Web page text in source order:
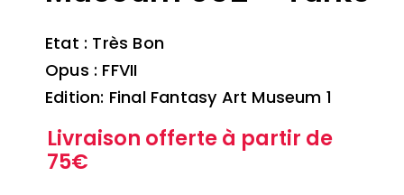
Etat : Très Bon
Opus : FFVII
Edition: Final Fantasy Art Museum 1
Livraison offerte à partir de
75€